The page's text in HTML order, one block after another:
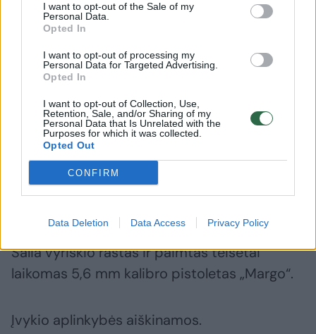
I want to opt-out of the Sale of my
Personal Data.
Opted In
I want to opt-out of processing my
Personal Data for Targeted Advertising.
Opted In
I want to opt-out of Collection, Use,
Retention, Sale, and/or Sharing of my
Personal Data that Is Unrelated with the
Purposes for which it was collected.
Opted Out
CONFIRM
Data Deletion Data Access Privacy Policy
Daugiau nuotraukų (1)
Kaip pranešė Policijos departamentas,
rugpjūčio 8 d. apie 12 val. Anykščių r., ties
Aušros kaimu, savo automobilyje „Ford
Galaxy“ rastas susižalojęs vyras (gim. 1973
Šalia vyriškio rastas ir paimtas teisėtai
laikomas 5,6 mm kalibro pistoletas „Margo“.
Įvykio aplinkybės aiškinamos.